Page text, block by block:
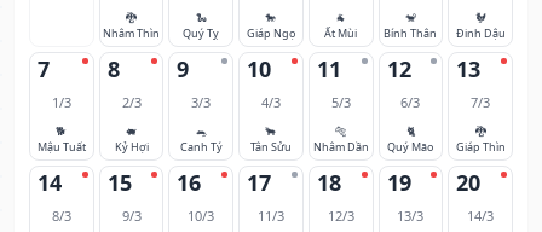
🐉
Nhâm Thìn
🐍
Quý Tỵ
🐎
Giáp Ngọ
🐐
Ất Mùi
🐒
Bính Thân
🐓
Đinh Dậu
7
1/3
🐕
Mậu Tuất
8
2/3
🐖
Kỷ Hợi
9
3/3
🐀
Canh Tý
10
4/3
🐂
Tân Sửu
11
5/3
🐅
Nhâm Dần
12
6/3
🐈
Quý Mão
13
7/3
🐉
Giáp Thìn
14
8/3
15
9/3
16
10/3
17
11/3
18
12/3
19
13/3
20
14/3